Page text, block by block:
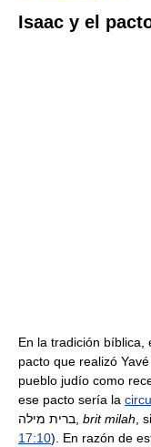
Isaac y el
En la tradición bíblica,
pacto que realizó
pueblo judío como
ese pacto sería la
ברית מילה, brit milah,
17:10). En razón de